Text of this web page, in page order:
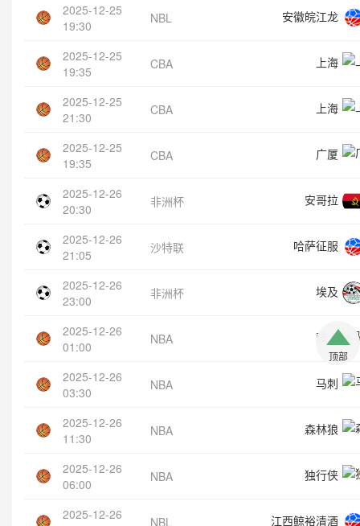
2025-12-25
19:30
NBL 安徽皖江龙
2025-12-25
19:35
CBA 上海
2025-12-25
21:30
CBA 上海
2025-12-25
19:35
CBA 广厦
2025-12-26
20:30
非洲杯 安哥拉
2025-12-26
21:05
沙特联 哈萨征服
2025-12-26
23:00
非洲杯 埃及
2025-12-26
01:00
NBA 骑士
2025-12-26
03:30
NBA 马刺
2025-12-26
11:30
NBA 森林狼
2025-12-26
06:00
NBA 独行侠
2025-12-26
NBL 江西鲸裕清酒
顶部